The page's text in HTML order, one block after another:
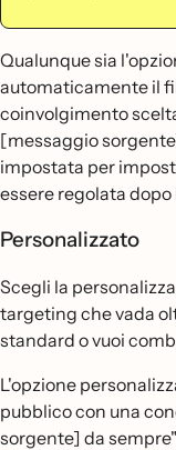
Qualunque sia
automaticamente il
coinvolgimento
[messaggio
impostata per
essere regolata dopo
Personalizzato
Scegli la
targeting che vada
standard o vuoi
L'opzione
pubblico con una
sorgente] da